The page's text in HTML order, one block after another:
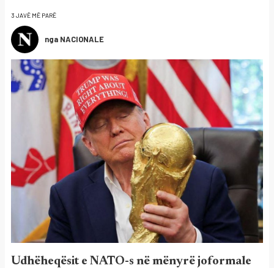
3 JAVË MË PARË
nga NACIONALE
Udhëheqësit e NATO-s në mënyrë joformale